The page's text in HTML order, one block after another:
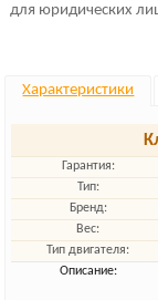
для юридических
Характеристики
Гарантия:
Тип:
Бренд:
Вес:
Тип двигателя:
Описание: